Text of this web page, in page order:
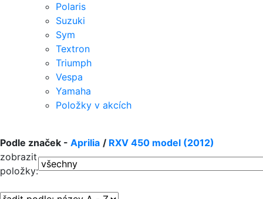
Polaris
Suzuki
Sym
Textron
Triumph
Vespa
Yamaha
Položky v akcích
Podle značek - Aprilia / RXV 450 model (2012)
zobrazit
položky: